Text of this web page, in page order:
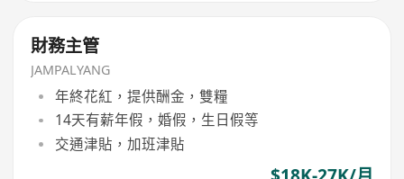
財務主管
JAMPALYANG
年終花紅，提供酬金，雙糧
14天有薪年假，婚假，生日假等
交通津貼，加班津貼